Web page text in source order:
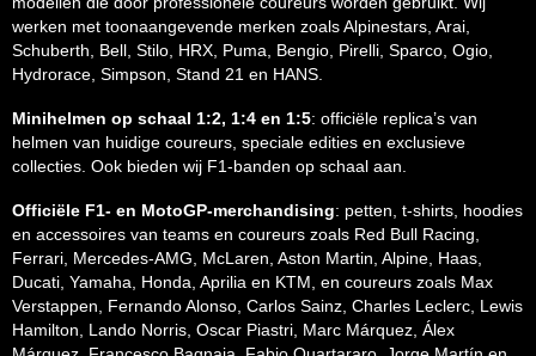
werken met toonaangevende merken zoals Alpinestars, Arai,
Schuberth, Bell, Stilo, HRX, Puma, Bengio, Pirelli, Sparco, Ogio,
Hydrorace, Simpson, Stand 21 en HANS.
Minihelmen op schaal 1:2, 1:4 en 1:5: officiële replica’s van
helmen van huidige coureurs, speciale edities en exclusieve
collecties. Ook bieden wij F1-banden op schaal aan.
Officiële F1- en MotoGP-merchandising: petten, t-shirts, hoodies
en accessoires van teams en coureurs zoals Red Bull Racing,
Ferrari, Mercedes-AMG, McLaren, Aston Martin, Alpine, Haas,
Ducati, Yamaha, Honda, Aprilia en KTM, en coureurs zoals Max
Verstappen, Fernando Alonso, Carlos Sainz, Charles Leclerc, Lewis
Hamilton, Lando Norris, Oscar Piastri, Marc Márquez, Álex